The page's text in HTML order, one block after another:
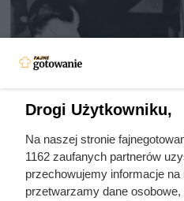
Drogi Użytkowniku,
Na naszej stronie
1162 zaufanych partnerów
przechowujemy informacje na
przetwarzamy dane